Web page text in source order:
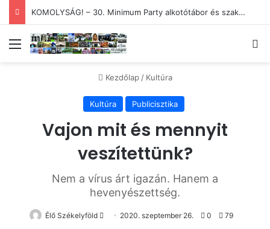
KOMOLYSÁG! – 30. Minimum Party alkotótábor és szakmai fórum
Menü
Kezdőlap / Kultúra
Kultúra Publicisztika
Vajon mit és mennyit
veszítettünk?
Nem a vírus árt igazán. Hanem a
hevenyészettség.
Élő Székelyföld
Send 2020. szeptember 26. 0 79